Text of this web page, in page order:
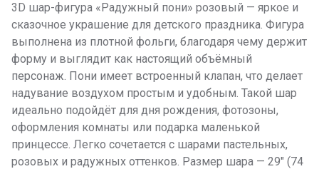
3D шар-фигура «Радужный пони» розовый — яркое и
сказочное украшение для детского праздника. Фигура
выполнена из плотной фольги, благодаря чему держит
форму и выглядит как настоящий объёмный
персонаж. Пони имеет встроенный клапан, что делает
надувание воздухом простым и удобным. Такой шар
идеально подойдёт для дня рождения, фотозоны,
оформления комнаты или подарка маленькой
принцессе. Легко сочетается с шарами пастельных,
розовых и радужных оттенков. Размер шара — 29″ (74